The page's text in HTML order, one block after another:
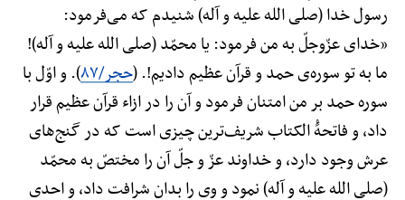
رسول خدا (صلی الله علیه و آله) شنیدم که می‌فرمود:
«خدای عزّوجلّ به من فرمود: یا محمّد (صلی الله علیه و آله)!
ما به تو سوره‌ی حمد و قرآن عظیم دادیم!. (حجر/۸۷
). و اوّل با
سوره حمد بر من امتنان فرمود و آن را در ازاء قرآن عظیم قرار
داد، و فاتحهًْ الکتاب شریف‌ترین چیزی است که در گنج‌های
عرش وجود دارد، و خداوند عزّ و جلّ آن را مختصّ به محمّد
(صلی الله علیه و آله) نمود و وی را بدان شرافت داد، و احدی